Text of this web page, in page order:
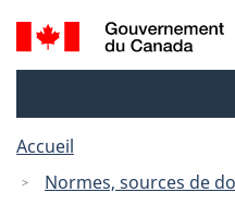
Recherche
et
Accueil
Normes, sources de